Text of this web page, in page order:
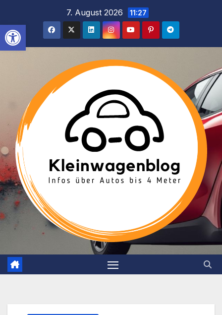
Werkzeugleiste öffnen
springen
7. August 2026 11:27